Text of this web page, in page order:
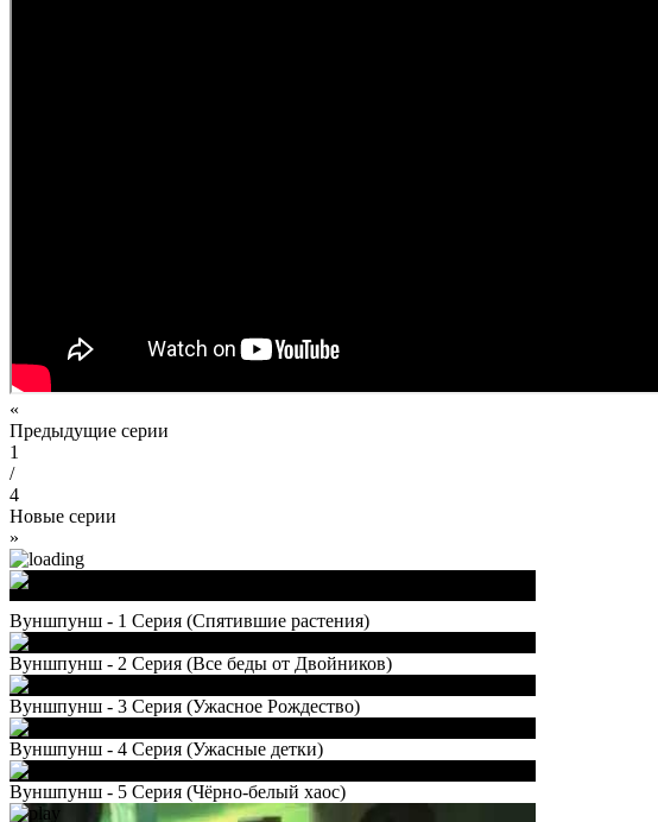
«
Предыдущие серии
1
/
4
Новые серии
»
Вуншпунш - 1 Серия (Спятившие растения)
Вуншпунш - 2 Серия (Все беды от Двойников)
Вуншпунш - 3 Серия (Ужасное Рождество)
Вуншпунш - 4 Серия (Ужасные детки)
Вуншпунш - 5 Серия (Чёрно-белый хаос)